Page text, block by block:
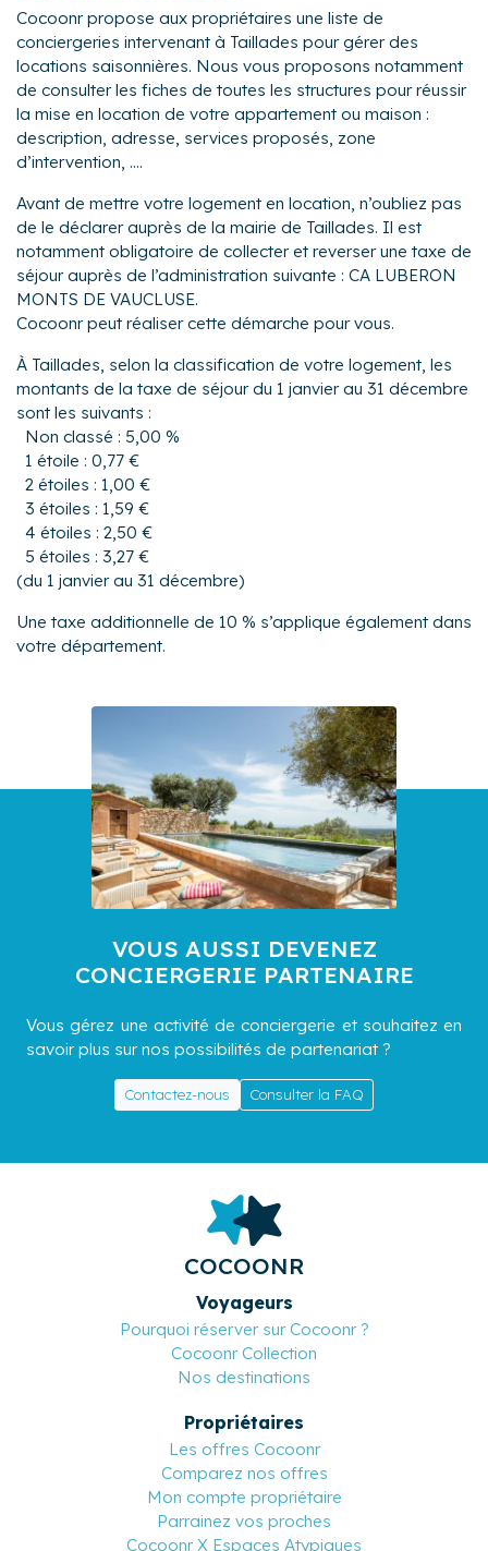
Cocoonr propose aux propriétaires une liste de
conciergeries intervenant à Taillades pour gérer des
locations saisonnières. Nous vous proposons notamment
de consulter les fiches de toutes les structures pour réussir
la mise en location de votre appartement ou maison :
description, adresse, services proposés, zone
d’intervention, ....
Avant de mettre votre logement en location, n’oubliez pas
de le déclarer auprès de la mairie de Taillades. Il est
notamment obligatoire de collecter et reverser une taxe de
séjour auprès de l’administration suivante : CA LUBERON
MONTS DE VAUCLUSE.
Cocoonr peut réaliser cette démarche pour vous.
À Taillades, selon la classification de votre logement, les
montants de la taxe de séjour du 1 janvier au 31 décembre
sont les suivants :
Non classé : 5,00 %
1 étoile : 0,77 €
2 étoiles : 1,00 €
3 étoiles : 1,59 €
4 étoiles : 2,50 €
5 étoiles : 3,27 €
(du 1 janvier au 31 décembre)
Une taxe additionnelle de 10 % s’applique également dans
votre département.
VOUS AUSSI DEVENEZ
CONCIERGERIE PARTENAIRE
Vous gérez une activité de conciergerie et souhaitez en
savoir plus sur nos possibilités de partenariat ?
Contactez-nous Consulter la FAQ
COCOONR
Voyageurs
Pourquoi réserver sur Cocoonr ?
Cocoonr Collection
Nos destinations
Propriétaires
Les offres Cocoonr
Comparez nos offres
Mon compte propriétaire
Parrainez vos proches
Cocoonr X Espaces Atypiques